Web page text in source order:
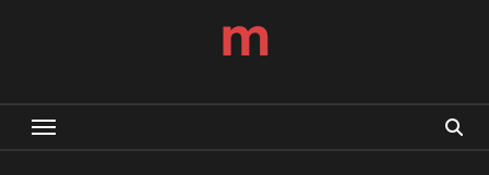
m